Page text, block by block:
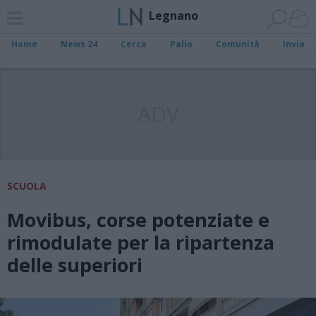
Legnano
Home News 24 Cerca Palio Comunità Invia
SCUOLA
Movibus, corse potenziate e
rimodulate per la ripartenza
delle superiori